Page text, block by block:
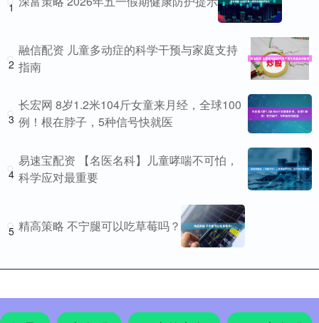
1
2
融信配资 儿童多动症的科学干预与家庭支持
指南
3
长宏网 8岁1.2米104斤女童来月经，全球100
例！根在脖子，5种信号快就医
4
易速宝配资 【名医名科】儿童哮喘不可怕，
科学应对最重要
5 精高策略 不宁腿可以吃草莓吗？